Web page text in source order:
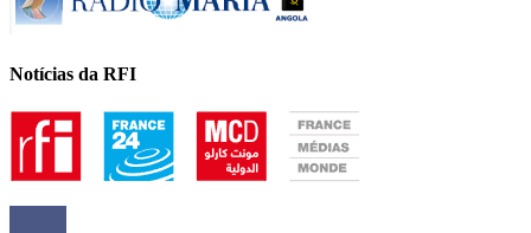
Notícias da RFI